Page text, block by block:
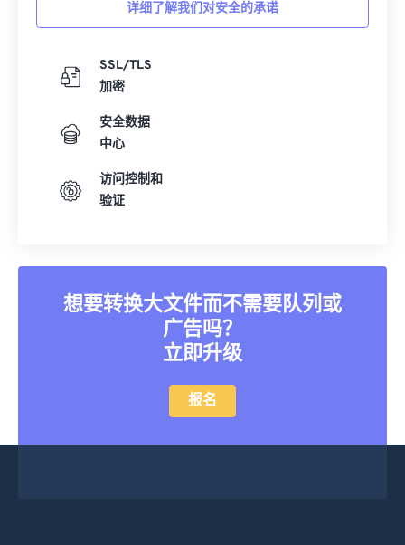
详细了解我们对安全的承诺
SSL/TLS
加密
安全数据
中心
访问控制和
验证
想要转换大文件而不需要队列或
广告吗？
立即升级
报名